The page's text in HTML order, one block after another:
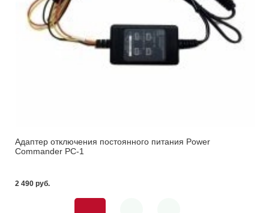
Адаптер отключения постоянного питания Power
Commander PC-1
2 490 pуб.